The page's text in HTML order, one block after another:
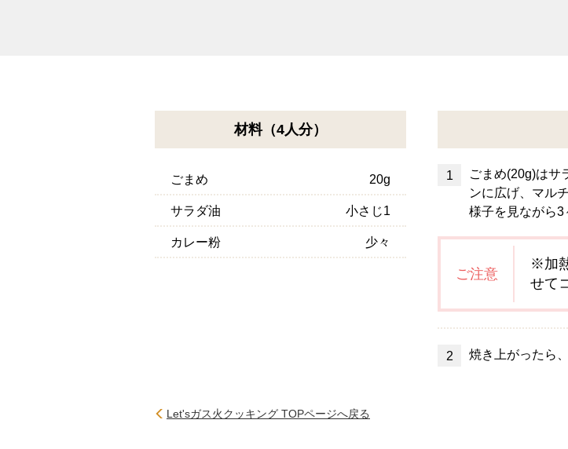
材料（4人分）
ごまめ 20g
サラダ油 小さじ1
カレー粉 少々
ごまめ(20g)はサ
ンに広げ、マル
様子を見ながら3
ご注意
※加
せて
焼き上がったら
Let'sガス火クッキング TOPページへ戻る